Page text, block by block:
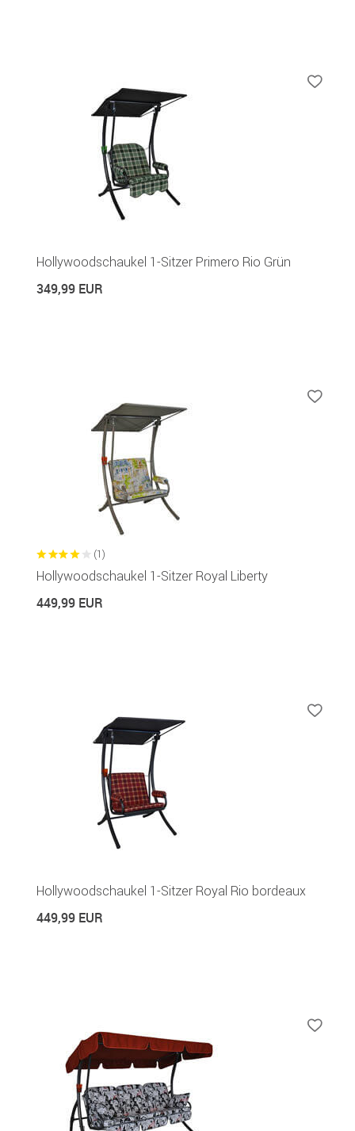
Hollywoodschaukel 1-Sitzer Primero Rio Grün
349,99 EUR
(1)
Hollywoodschaukel 1-Sitzer Royal Liberty
449,99 EUR
Hollywoodschaukel 1-Sitzer Royal Rio bordeaux
449,99 EUR